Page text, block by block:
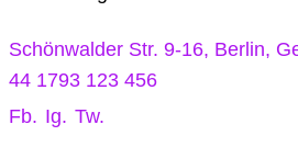
Schönwalder Str. 9-16, Berlin,
44 1793 123 456
Fb. Ig. Tw.